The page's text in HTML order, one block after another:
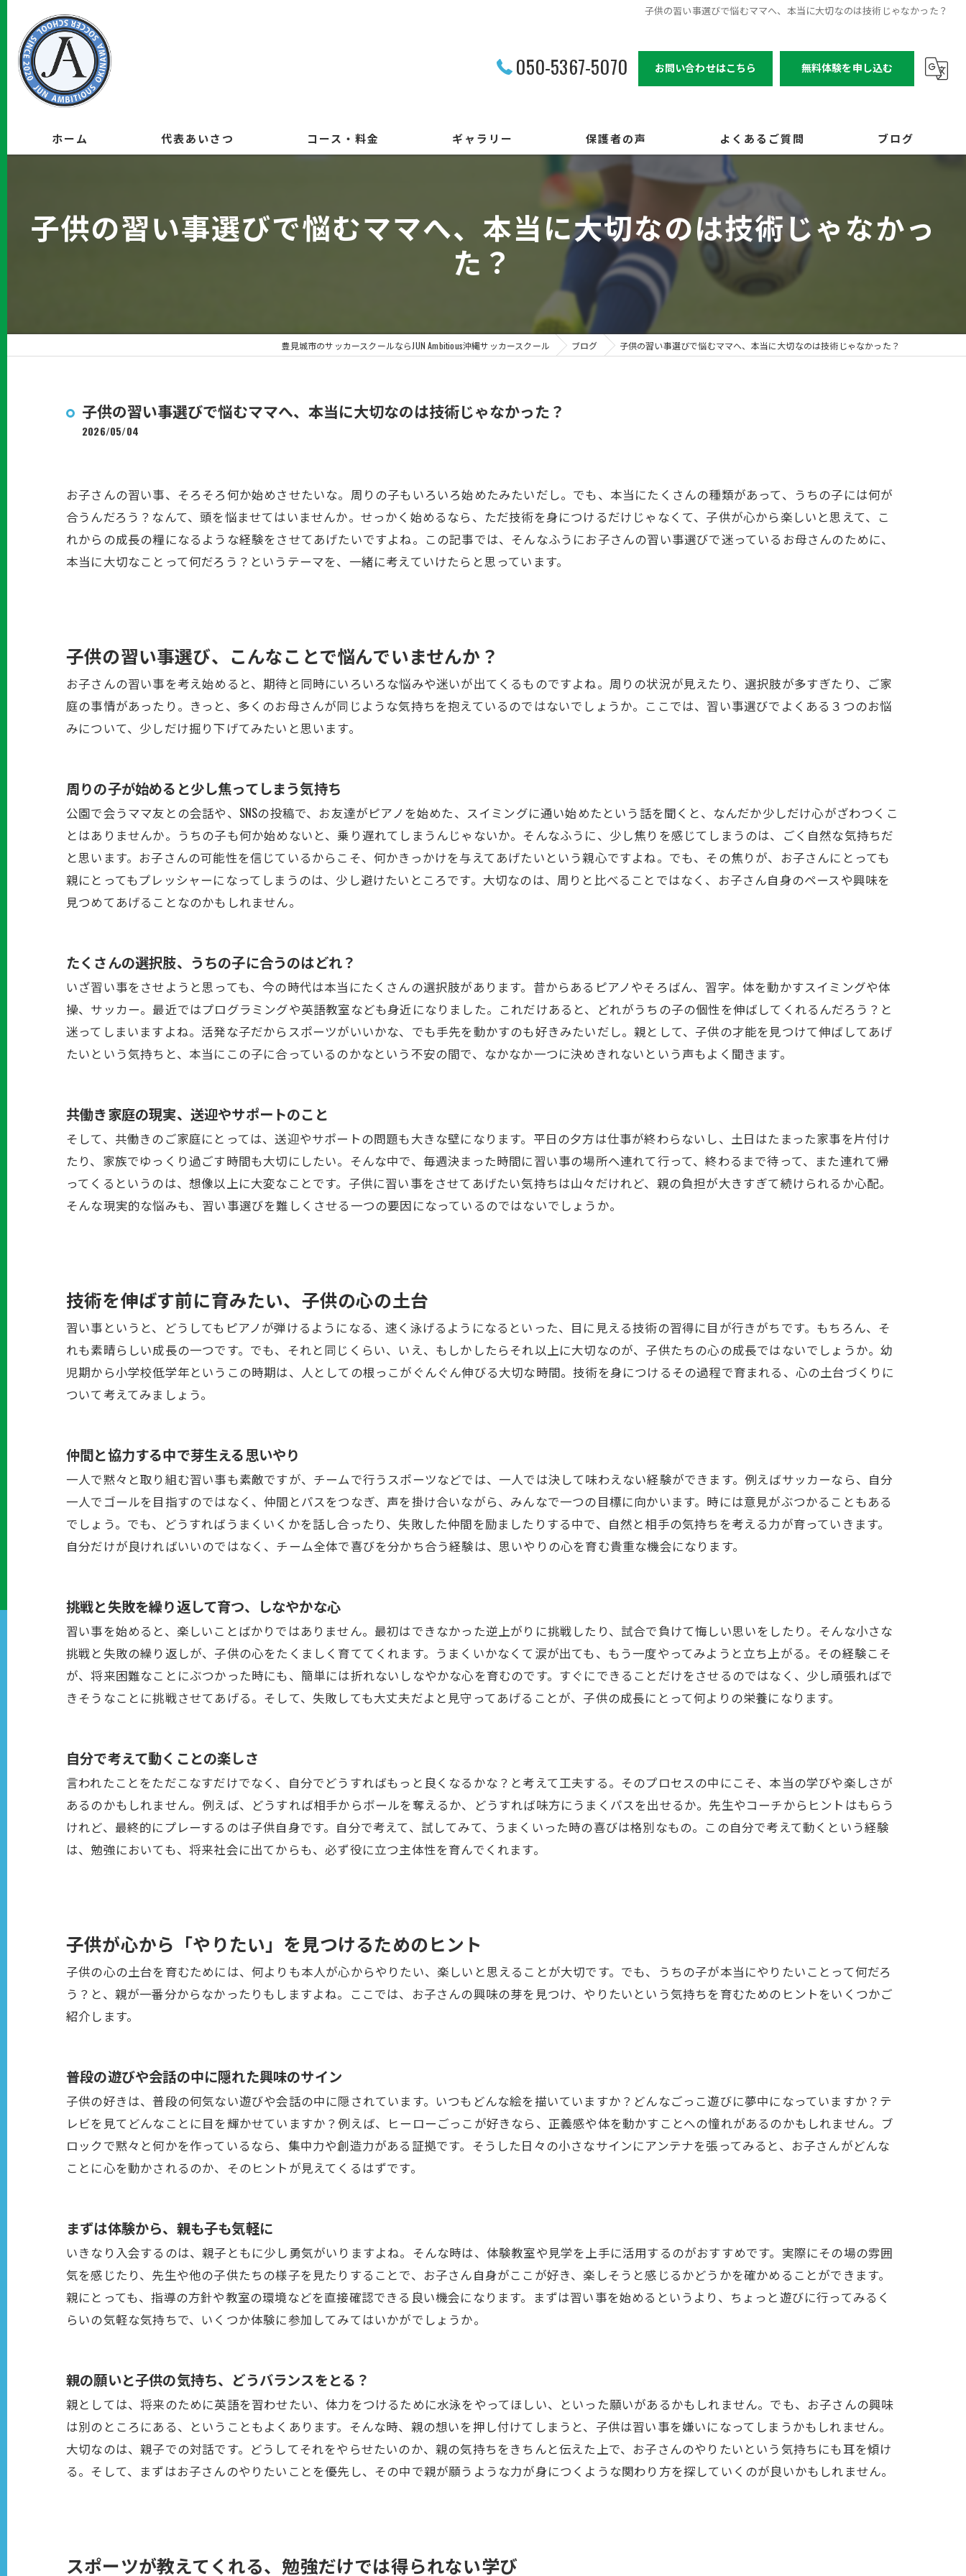
子供の習い事選びで悩むママへ、本当に大切なのは技術じゃなかった？
050-5367-5070 お問い合わせはこちら 無料体験を申し込む
ホーム 代表あいさつ コース・料金 ギャラリー 保護者の声 よくあるご質問 ブログ
子供の習い事選びで悩むママへ、本当に大切なのは技術じゃなかっ
た？
豊見城市のサッカースクールならJUN Ambitious沖縄サッカースクール ブログ 子供の習い事選びで悩むママへ、本当に大切なのは技術じゃなかった？
子供の習い事選びで悩むママへ、本当に大切なのは技術じゃなかった？
2026/05/04
お子さんの習い事、そろそろ何か始めさせたいな。周りの子もいろいろ始めたみたいだし。でも、本当にたくさんの種類があって、うちの子には何が
合うんだろう？なんて、頭を悩ませてはいませんか。せっかく始めるなら、ただ技術を身につけるだけじゃなくて、子供が心から楽しいと思えて、こ
れからの成長の糧になるような経験をさせてあげたいですよね。この記事では、そんなふうにお子さんの習い事選びで迷っているお母さんのために、
本当に大切なことって何だろう？というテーマを、一緒に考えていけたらと思っています。
子供の習い事選び、こんなことで悩んでいませんか？
お子さんの習い事を考え始めると、期待と同時にいろいろな悩みや迷いが出てくるものですよね。周りの状況が見えたり、選択肢が多すぎたり、ご家
庭の事情があったり。きっと、多くのお母さんが同じような気持ちを抱えているのではないでしょうか。ここでは、習い事選びでよくある３つのお悩
みについて、少しだけ掘り下げてみたいと思います。
周りの子が始めると少し焦ってしまう気持ち
公園で会うママ友との会話や、SNSの投稿で、お友達がピアノを始めた、スイミングに通い始めたという話を聞くと、なんだか少しだけ心がざわつくこ
とはありませんか。うちの子も何か始めないと、乗り遅れてしまうんじゃないか。そんなふうに、少し焦りを感じてしまうのは、ごく自然な気持ちだ
と思います。お子さんの可能性を信じているからこそ、何かきっかけを与えてあげたいという親心ですよね。でも、その焦りが、お子さんにとっても
親にとってもプレッシャーになってしまうのは、少し避けたいところです。大切なのは、周りと比べることではなく、お子さん自身のペースや興味を
見つめてあげることなのかもしれません。
たくさんの選択肢、うちの子に合うのはどれ？
いざ習い事をさせようと思っても、今の時代は本当にたくさんの選択肢があります。昔からあるピアノやそろばん、習字。体を動かすスイミングや体
操、サッカー。最近ではプログラミングや英語教室なども身近になりました。これだけあると、どれがうちの子の個性を伸ばしてくれるんだろう？と
迷ってしまいますよね。活発な子だからスポーツがいいかな、でも手先を動かすのも好きみたいだし。親として、子供の才能を見つけて伸ばしてあげ
たいという気持ちと、本当にこの子に合っているのかなという不安の間で、なかなか一つに決めきれないという声もよく聞きます。
共働き家庭の現実、送迎やサポートのこと
そして、共働きのご家庭にとっては、送迎やサポートの問題も大きな壁になります。平日の夕方は仕事が終わらないし、土日はたまった家事を片付け
たり、家族でゆっくり過ごす時間も大切にしたい。そんな中で、毎週決まった時間に習い事の場所へ連れて行って、終わるまで待って、また連れて帰
ってくるというのは、想像以上に大変なことです。子供に習い事をさせてあげたい気持ちは山々だけれど、親の負担が大きすぎて続けられるか心配。
そんな現実的な悩みも、習い事選びを難しくさせる一つの要因になっているのではないでしょうか。
技術を伸ばす前に育みたい、子供の心の土台
習い事というと、どうしてもピアノが弾けるようになる、速く泳げるようになるといった、目に見える技術の習得に目が行きがちです。もちろん、そ
れも素晴らしい成長の一つです。でも、それと同じくらい、いえ、もしかしたらそれ以上に大切なのが、子供たちの心の成長ではないでしょうか。幼
児期から小学校低学年というこの時期は、人としての根っこがぐんぐん伸びる大切な時間。技術を身につけるその過程で育まれる、心の土台づくりに
ついて考えてみましょう。
仲間と協力する中で芽生える思いやり
一人で黙々と取り組む習い事も素敵ですが、チームで行うスポーツなどでは、一人では決して味わえない経験ができます。例えばサッカーなら、自分
一人でゴールを目指すのではなく、仲間とパスをつなぎ、声を掛け合いながら、みんなで一つの目標に向かいます。時には意見がぶつかることもある
でしょう。でも、どうすればうまくいくかを話し合ったり、失敗した仲間を励ましたりする中で、自然と相手の気持ちを考える力が育っていきます。
自分だけが良ければいいのではなく、チーム全体で喜びを分かち合う経験は、思いやりの心を育む貴重な機会になります。
挑戦と失敗を繰り返して育つ、しなやかな心
習い事を始めると、楽しいことばかりではありません。最初はできなかった逆上がりに挑戦したり、試合で負けて悔しい思いをしたり。そんな小さな
挑戦と失敗の繰り返しが、子供の心をたくましく育ててくれます。うまくいかなくて涙が出ても、もう一度やってみようと立ち上がる。その経験こそ
が、将来困難なことにぶつかった時にも、簡単には折れないしなやかな心を育むのです。すぐにできることだけをさせるのではなく、少し頑張ればで
きそうなことに挑戦させてあげる。そして、失敗しても大丈夫だよと見守ってあげることが、子供の成長にとって何よりの栄養になります。
自分で考えて動くことの楽しさ
言われたことをただこなすだけでなく、自分でどうすればもっと良くなるかな？と考えて工夫する。そのプロセスの中にこそ、本当の学びや楽しさが
あるのかもしれません。例えば、どうすれば相手からボールを奪えるか、どうすれば味方にうまくパスを出せるか。先生やコーチからヒントはもらう
けれど、最終的にプレーするのは子供自身です。自分で考えて、試してみて、うまくいった時の喜びは格別なもの。この自分で考えて動くという経験
は、勉強においても、将来社会に出てからも、必ず役に立つ主体性を育んでくれます。
子供が心から「やりたい」を見つけるためのヒント
子供の心の土台を育むためには、何よりも本人が心からやりたい、楽しいと思えることが大切です。でも、うちの子が本当にやりたいことって何だろ
う？と、親が一番分からなかったりもしますよね。ここでは、お子さんの興味の芽を見つけ、やりたいという気持ちを育むためのヒントをいくつかご
紹介します。
普段の遊びや会話の中に隠れた興味のサイン
子供の好きは、普段の何気ない遊びや会話の中に隠されています。いつもどんな絵を描いていますか？どんなごっこ遊びに夢中になっていますか？テ
レビを見てどんなことに目を輝かせていますか？例えば、ヒーローごっこが好きなら、正義感や体を動かすことへの憧れがあるのかもしれません。ブ
ロックで黙々と何かを作っているなら、集中力や創造力がある証拠です。そうした日々の小さなサインにアンテナを張ってみると、お子さんがどんな
ことに心を動かされるのか、そのヒントが見えてくるはずです。
まずは体験から、親も子も気軽に
いきなり入会するのは、親子ともに少し勇気がいりますよね。そんな時は、体験教室や見学を上手に活用するのがおすすめです。実際にその場の雰囲
気を感じたり、先生や他の子供たちの様子を見たりすることで、お子さん自身がここが好き、楽しそうと感じるかどうかを確かめることができます。
親にとっても、指導の方針や教室の環境などを直接確認できる良い機会になります。まずは習い事を始めるというより、ちょっと遊びに行ってみるく
らいの気軽な気持ちで、いくつか体験に参加してみてはいかがでしょうか。
親の願いと子供の気持ち、どうバランスをとる？
親としては、将来のために英語を習わせたい、体力をつけるために水泳をやってほしい、といった願いがあるかもしれません。でも、お子さんの興味
は別のところにある、ということもよくあります。そんな時、親の想いを押し付けてしまうと、子供は習い事を嫌いになってしまうかもしれません。
大切なのは、親子での対話です。どうしてそれをやらせたいのか、親の気持ちをきちんと伝えた上で、お子さんのやりたいという気持ちにも耳を傾け
る。そして、まずはお子さんのやりたいことを優先し、その中で親が願うような力が身につくような関わり方を探していくのが良いかもしれません。
スポーツが教えてくれる、勉強だけでは得られない学び